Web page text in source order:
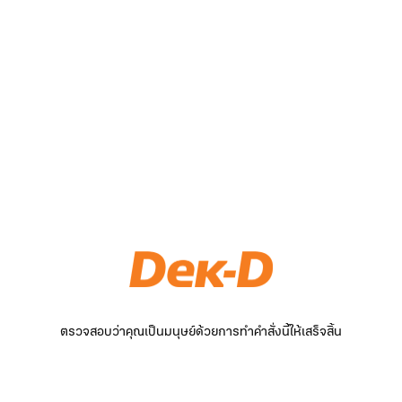
ตรวจสอบว่าคุณเป็นมนุษย์ด้วยการทำคำสั่งนี้ให้เสร็จสิ้น